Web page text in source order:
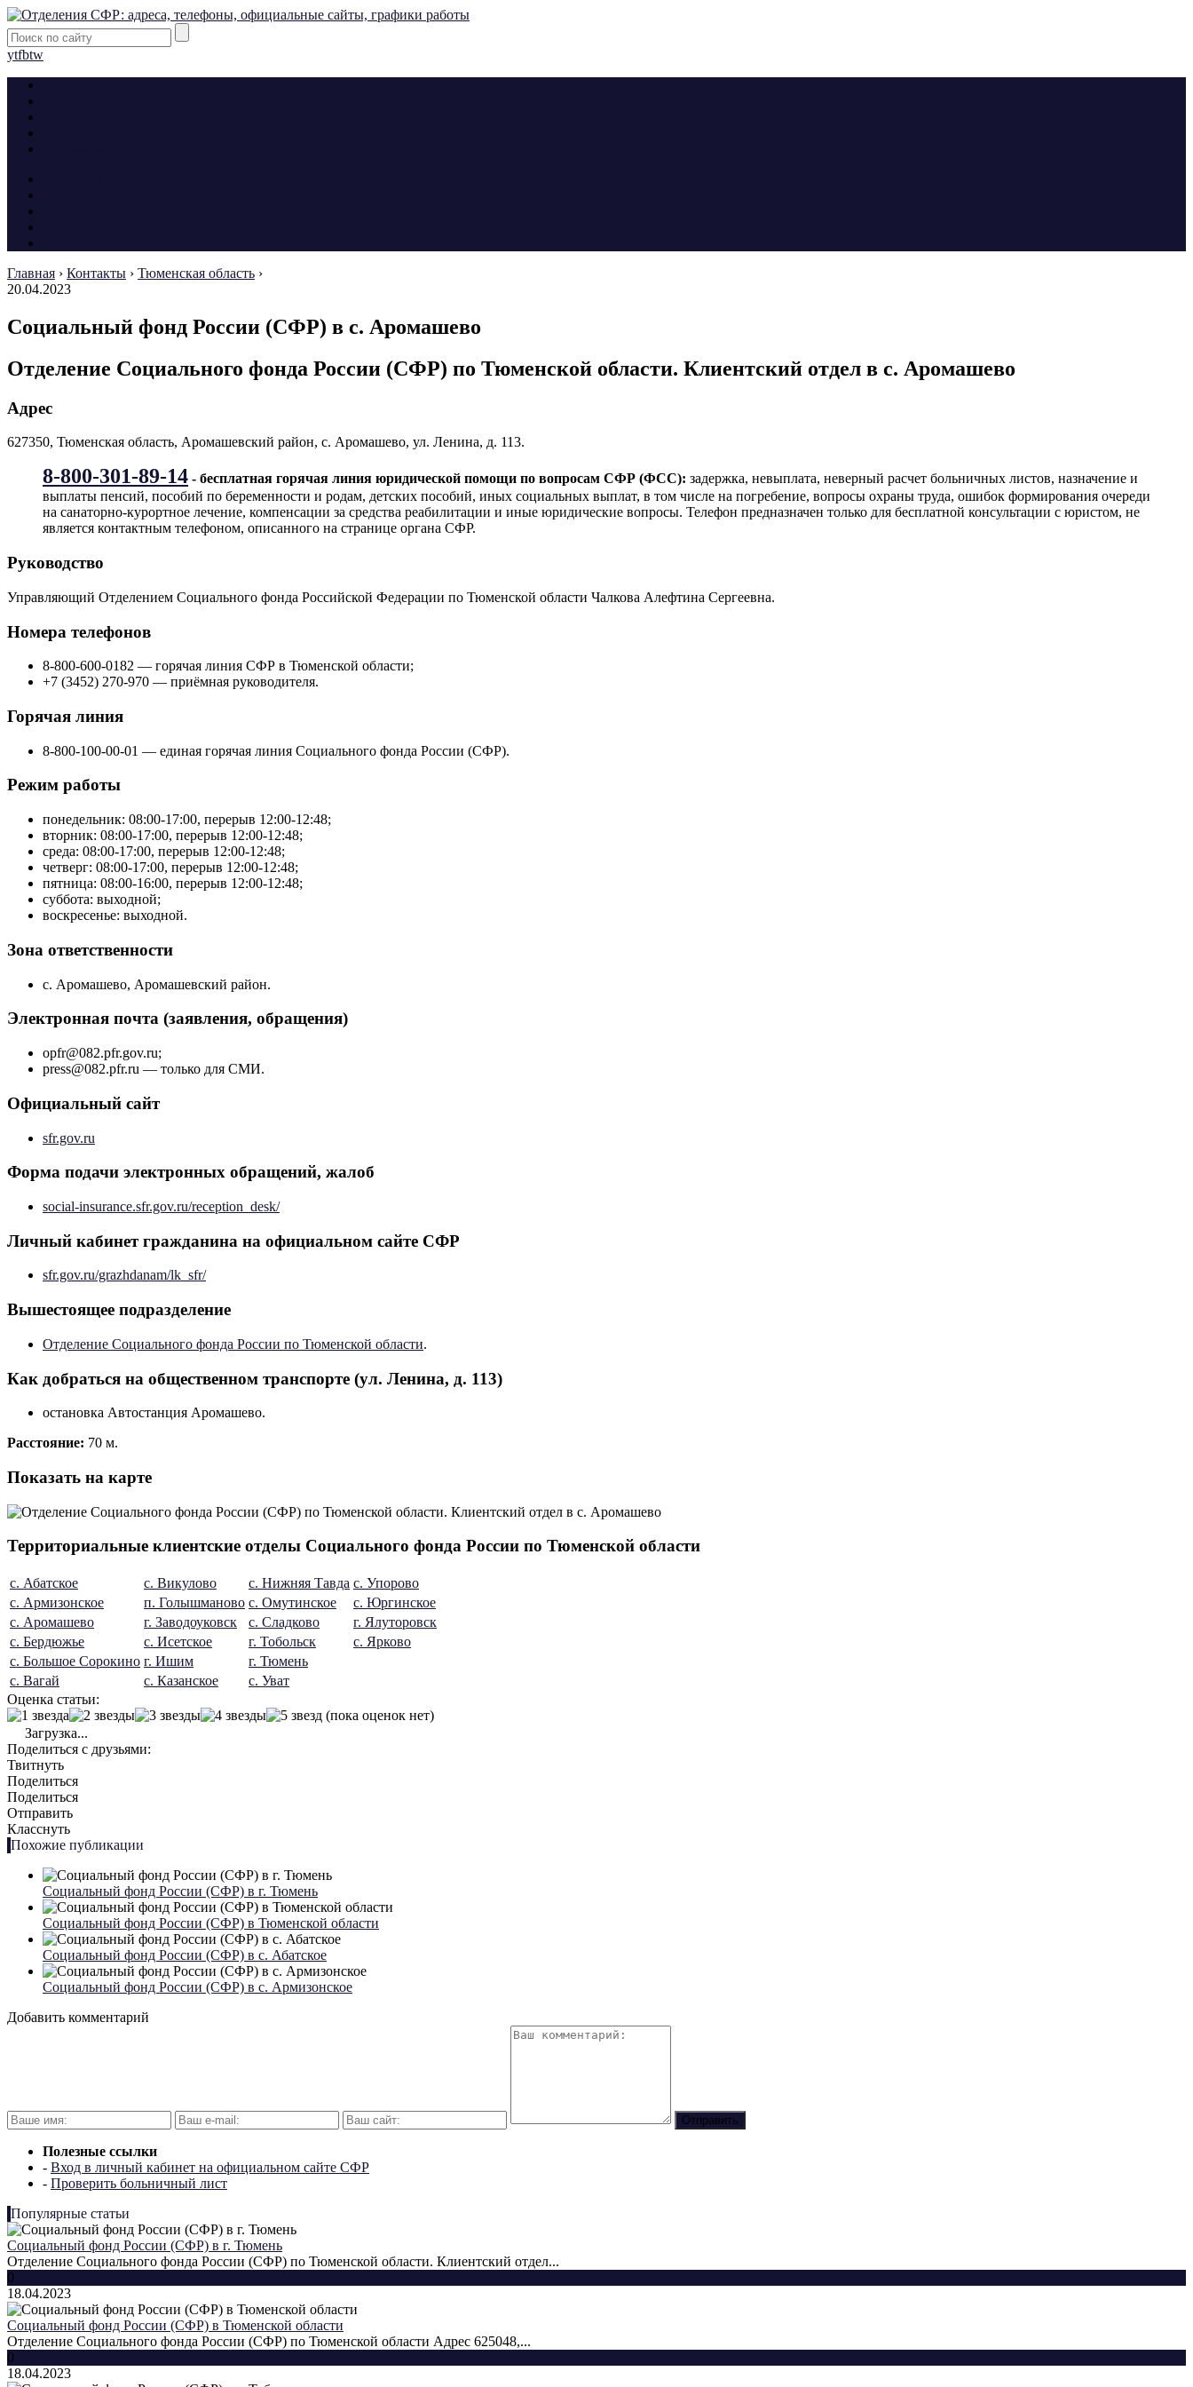
ytfbtw
Главная › Контакты › Тюменская область ›
20.04.2023
Социальный фонд России (СФР) в с. Аромашево
Отделение Социального фонда России (СФР) по Тюменской области. Клиентский отдел в с. Аромашево
Адрес
627350, Тюменская область, Аромашевский район, с. Аромашево, ул. Ленина, д. 113.
8-800-301-89-14 - бесплатная горячая линия юридической помощи по вопросам CФР (ФСС): задержка, невыплата, неверный расчет больничных листов, назначение и
выплаты пенсий, пособий по беременности и родам, детских пособий, иных социальных выплат, в том числе на погребение, вопросы охраны труда, ошибок формирования очереди
на санаторно-курортное лечение, компенсации за средства реабилитации и иные юридические вопросы. Телефон предназначен только для бесплатной консультации с юристом, не
является контактным телефоном, описанного на странице органа СФР.
Руководство
Управляющий Отделением Социального фонда Российской Федерации по Тюменской области Чалкова Алефтина Сергеевна.
Номера телефонов
8-800-600-0182 — горячая линия СФР в Тюменской области;
+7 (3452) 270-970 — приёмная руководителя.
Горячая линия
8-800-100-00-01 — единая горячая линия Социального фонда России (СФР).
Режим работы
понедельник: 08:00-17:00, перерыв 12:00-12:48;
вторник: 08:00-17:00, перерыв 12:00-12:48;
среда: 08:00-17:00, перерыв 12:00-12:48;
четверг: 08:00-17:00, перерыв 12:00-12:48;
пятница: 08:00-16:00, перерыв 12:00-12:48;
суббота: выходной;
воскресенье: выходной.
Зона ответственности
с. Аромашево, Аромашевский район.
Электронная почта (заявления, обращения)
opfr@082.pfr.gov.ru;
press@082.pfr.ru — только для СМИ.
Официальный сайт
sfr.gov.ru
Форма подачи электронных обращений, жалоб
social-insurance.sfr.gov.ru/reception_desk/
Личный кабинет гражданина на официальном сайте СФР
sfr.gov.ru/grazhdanam/lk_sfr/
Вышестоящее подразделение
Отделение Социального фонда России по Тюменской области.
Как добраться на общественном транспорте (ул. Ленина, д. 113)
остановка Автостанция Аромашево.
Расстояние: 70 м.
Показать на карте
Территориальные клиентские отделы Социального фонда России по Тюменской области
с. Абатское с. Викулово с. Нижняя Тавда с. Упорово
с. Армизонское
п. Голышманово с. Омутинское
с. Юргинское
с. Аромашево
г. Заводоуковск с. Сладково
г. Ялуторовск
с. Бердюжье
с. Исетское г. Тобольск
с. Ярково
с. Большое Сорокино г. Ишим
г. Тюмень
с. Вагай
с. Казанское
с. Уват
Оценка статьи:
(пока оценок нет)
Загрузка...
Поделиться с друзьями:
Твитнуть
Поделиться
Поделиться
Отправить
Класснуть
Похожие публикации
Социальный фонд России (СФР) в г. Тюмень
Социальный фонд России (СФР) в Тюменской области
Социальный фонд России (СФР) в с. Абатское
Социальный фонд России (СФР) в с. Армизонское
Добавить комментарий
Полезные ссылки
- Вход в личный кабинет на официальном сайте СФР
- Проверить больничный лист
Популярные статьи
Социальный фонд России (СФР) в г. Тюмень
Отделение Социального фонда России (СФР) по Тюменской области. Клиентский отдел...
0
18.04.2023
Социальный фонд России (СФР) в Тюменской области
Отделение Социального фонда России (СФР) по Тюменской области Адрес 625048,...
0
18.04.2023